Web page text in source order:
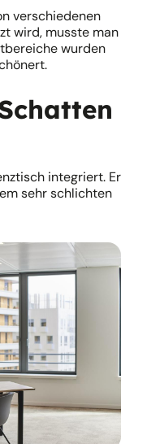
verschiedenen
wird, musste man
wurden
integriert. Er
sehr schlichten